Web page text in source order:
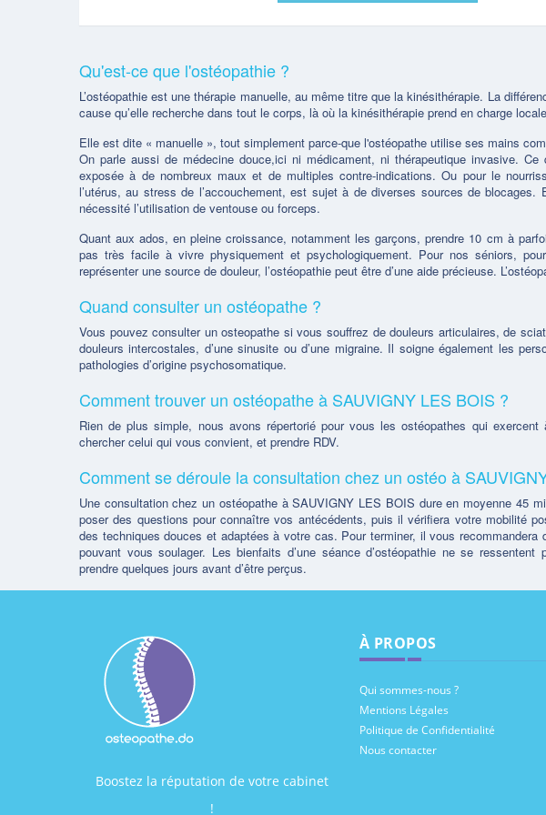
Qu'est-ce que l'ostéopathie ?
L’ostéopathie est une thérapie manuelle, au même titre que la kinésithérapie. La
cause qu’elle recherche dans tout le corps, là où la kinésithérapie prend en charge
Elle est dite « manuelle », tout simplement parce-que l'ostéopathe utilise ses mains
On parle aussi de médecine douce,ici ni médicament, ni thérapeutique invasive.
exposée à de nombreux maux et de multiples contre-indications. Ou pour le
l’utérus, au stress de l’accouchement, est sujet à de diverses sources de
nécessité l’utilisation de ventouse ou forceps.
Quant aux ados, en pleine croissance, notamment les garçons, prendre 10 cm à
pas très facile à vivre physiquement et psychologiquement. Pour nos séniors,
représenter une source de douleur, l’ostéopathie peut être d’une aide précieuse.
Quand consulter un ostéopathe ?
Vous pouvez consulter un osteopathe si vous souffrez de douleurs articulaires, de
douleurs intercostales, d’une sinusite ou d’une migraine. Il soigne également les
pathologies d’origine psychosomatique.
Comment trouver un ostéopathe à SAUVIGNY LES BOIS ?
Rien de plus simple, nous avons répertorié pour vous les ostéopathes qui
chercher celui qui vous convient, et prendre RDV.
Comment se déroule la consultation chez un ostéo à
Une consultation chez un ostéopathe à SAUVIGNY LES BOIS dure en moyenne 45
poser des questions pour connaître vos antécédents, puis il vérifiera votre mobilité
des techniques douces et adaptées à votre cas. Pour terminer, il vous
pouvant vous soulager. Les bienfaits d’une séance d’ostéopathie ne se
prendre quelques jours avant d’être perçus.
Boostez la réputation de votre cabinet
!
À PROPOS
Qui sommes-nous ?
Mentions Légales
Politique de Confidentialité
Nous contacter